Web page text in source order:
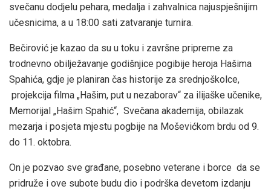
svečanu dodjelu pehara, medalja i zahvalnica najuspješnijim
učesnicima, a u 18:00 sati zatvaranje turnira.
Bečirović je kazao da su u toku i završne pripreme za
trodnevno obilježavanje godišnjice pogibije heroja Hašima
Spahića, gdje je planiran čas historije za srednjoškolce,
projekcija filma „Hašim, put u nezaborav“ za ilijaške učenike,
Memorijal „Hašim Spahić“, Svečana akademija, obilazak
mezarja i posjeta mjestu pogbije na Moševićkom brdu od 9.
do 11. oktobra.
On je pozvao sve građane, posebno veterane i borce da se
pridruže i ove subote budu dio i podrška devetom izdanju